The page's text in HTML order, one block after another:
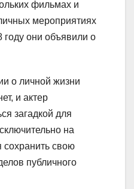
фильмах и
мероприятиях
году они объявили о
о личной жизни
и актер
загадкой для
на
сохранить свою
публичного